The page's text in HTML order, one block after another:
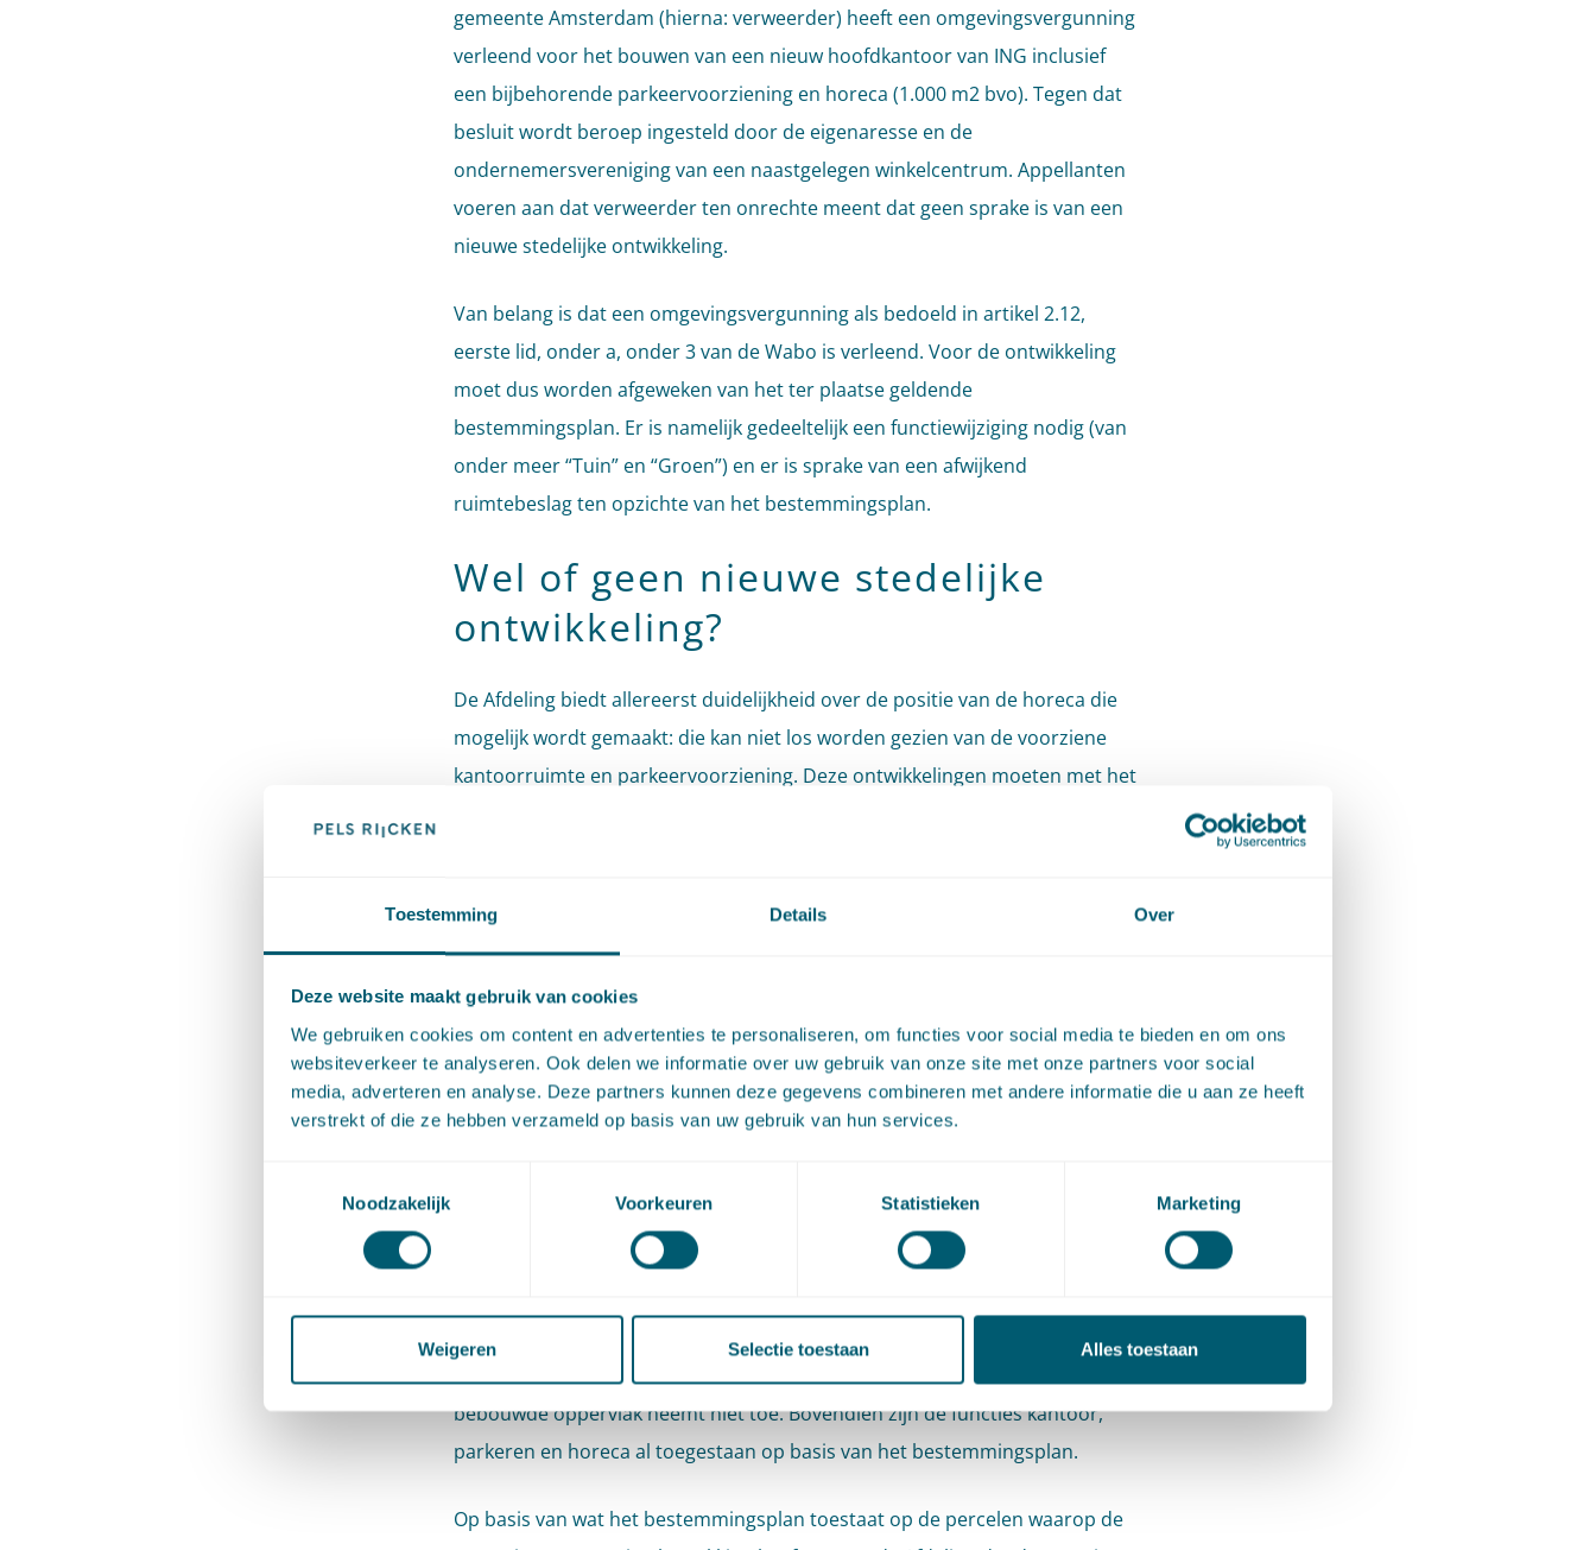
Toestemming Details Over
Deze website maakt gebruik van cookies
We gebruiken cookies om content en advertenties te personaliseren, om functies voor social media te bieden en om ons
websiteverkeer te analyseren. Ook delen we informatie over uw gebruik van onze site met onze partners voor social
media, adverteren en analyse. Deze partners kunnen deze gegevens combineren met andere informatie die u aan ze heeft
verstrekt of die ze hebben verzameld op basis van uw gebruik van hun services.
Noodzakelijk
Voorkeuren Statistieken Marketing
Weigeren Selectie toestaan Alles toestaan
gemeente Amsterdam (hierna: verweerder) heeft een omgevingsvergunning
verleend voor het bouwen van een nieuw hoofdkantoor van ING inclusief
een bijbehorende parkeervoorziening en horeca (1.000 m2 bvo). Tegen dat
besluit wordt beroep ingesteld door de eigenaresse en de
ondernemersvereniging van een naastgelegen winkelcentrum. Appellanten
voeren aan dat verweerder ten onrechte meent dat geen sprake is van een
nieuwe stedelijke ontwikkeling.
Van belang is dat een omgevingsvergunning als bedoeld in artikel 2.12,
eerste lid, onder a, onder 3 van de Wabo is verleend. Voor de ontwikkeling
moet dus worden afgeweken van het ter plaatse geldende
bestemmingsplan. Er is namelijk gedeeltelijk een functiewijziging nodig (van
onder meer “Tuin” en “Groen”) en er is sprake van een afwijkend
ruimtebeslag ten opzichte van het bestemmingsplan.
Wel of geen nieuwe stedelijke
ontwikkeling?
De Afdeling biedt allereerst duidelijkheid over de positie van de horeca die
mogelijk wordt gemaakt: die kan niet los worden gezien van de voorziene
kantoorruimte en parkeervoorziening. Deze ontwikkelingen moeten met het
uitspraak kunnen die losse ontwikkelingen dus als één ontwikkeling worden
van de Afdeling (zie bijvoorbeeld de
een recreatiepark).
Dan komt de Afdeling toe aan de hamvraag: is nu wel of niet sprake van een
bestemmingsplan niet gebouwd mag worden. De Afdeling acht echter van
wordt toegestaan, terwijl in de op basis van het bestemmingsplan
toegestane situatie de bebouwing meer verspreid is. De omvang van het
bebouwde oppervlak neemt niet toe. Bovendien zijn de functies kantoor,
parkeren en horeca al toegestaan op basis van het bestemmingsplan.
Op basis van wat het bestemmingsplan toestaat op de percelen waarop de